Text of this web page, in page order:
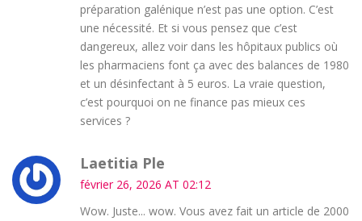
préparation galénique n’est pas une option. C’est
une nécessité. Et si vous pensez que c’est
dangereux, allez voir dans les hôpitaux publics où
les pharmaciens font ça avec des balances de 1980
et un désinfectant à 5 euros. La vraie question,
c’est pourquoi on ne finance pas mieux ces
services ?
Laetitia Ple
février 26, 2026 AT 02:12
Wow. Juste... wow. Vous avez fait un article de 2000